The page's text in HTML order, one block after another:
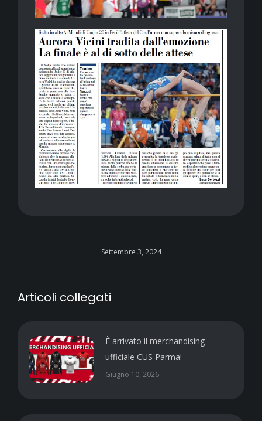
Settembre 3, 2024
Articoli collegati
È arrivato il merchandising
ufficiale CUS Parma!
Giugno 10, 2026